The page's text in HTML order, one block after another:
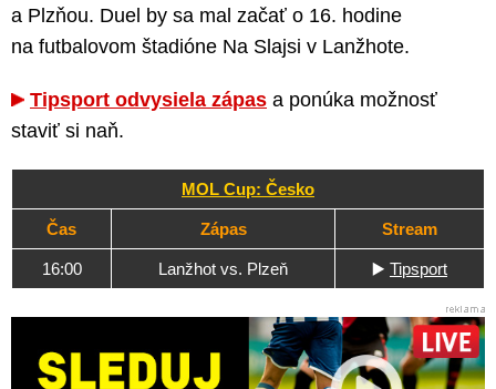
a Plzňou. Duel by sa mal začať o 16. hodine
na futbalovom štadióne Na Slajsi v Lanžhote.
Tipsport odvysiela zápas a ponúka možnosť
staviť si naň.
MOL Cup: Česko
Čas Zápas Stream
16:00 Lanžhot vs. Plzeň ▶️ Tipsport